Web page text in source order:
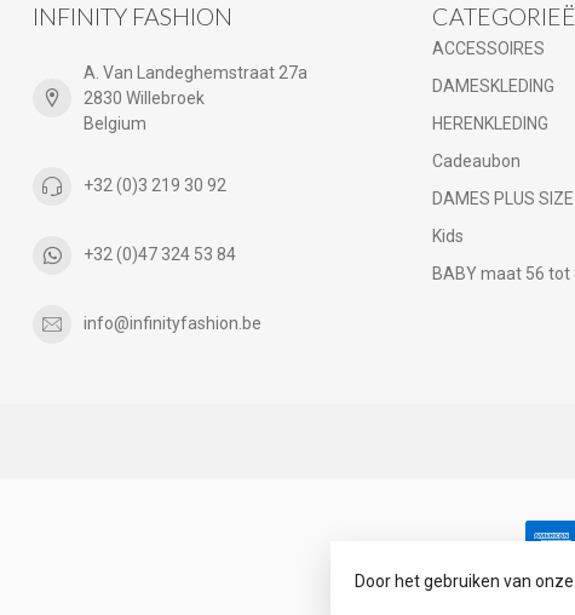
INFINITY FASHION
A. Van Landeghemstraat 27a
2830 Willebroek
Belgium
+32 (0)3 219 30 92
+32 (0)47 324 53 84
info@infinityfashion.be
ACCESSOIRES
DAMESKLEDING
HERENKLEDING
Cadeaubon
DAMES PLUS SIZE
Kids
BABY maat 56 tot
Door het gebruiken van